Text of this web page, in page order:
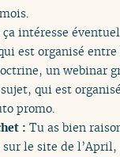
ça intéresse
est organisé entre
un webinar
qui est
promo.
:Tu as bien
sur le site de